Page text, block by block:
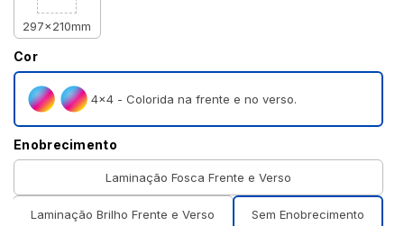
297x210mm
Cor
4×4 - Colorida na frente e no verso.
Enobrecimento
Laminação Fosca Frente e Verso
Laminação Brilho Frente e Verso Sem Enobrecimento